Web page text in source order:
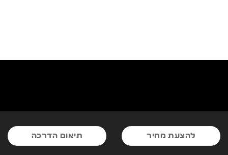
להצעת מחיר תיאום הדרכה